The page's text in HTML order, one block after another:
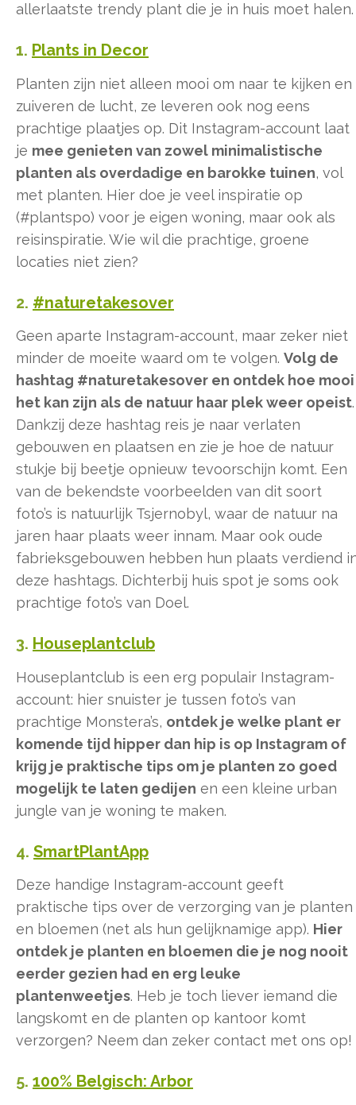
allerlaatste trendy plant die je in huis moet halen.
1. Plants in Decor
Planten zijn niet alleen mooi om naar te kijken en
zuiveren de lucht, ze leveren ook nog eens
prachtige plaatjes op. Dit Instagram-account laat
je mee genieten van zowel minimalistische
planten als overdadige en barokke tuinen, vol
met planten. Hier doe je veel inspiratie op
(#plantspo) voor je eigen woning, maar ook als
reisinspiratie. Wie wil die prachtige, groene
locaties niet zien?
2. #naturetakesover
Geen aparte Instagram-account, maar zeker niet
minder de moeite waard om te volgen. Volg de
hashtag #naturetakesover en ontdek hoe mooi
het kan zijn als de natuur haar plek weer opeist.
Dankzij deze hashtag reis je naar verlaten
gebouwen en plaatsen en zie je hoe de natuur
stukje bij beetje opnieuw tevoorschijn komt. Een
van de bekendste voorbeelden van dit soort
foto’s is natuurlijk Tsjernobyl, waar de natuur na
jaren haar plaats weer innam. Maar ook oude
fabrieksgebouwen hebben hun plaats verdiend
deze hashtags. Dichterbij huis spot je soms ook
prachtige foto’s van Doel.
3. Houseplantclub
Houseplantclub is een erg populair Instagram-
account: hier snuister je tussen foto’s van
prachtige Monstera’s, ontdek je welke plant er
komende tijd hipper dan hip is op Instagram of
krijg je praktische tips om je planten zo goed
mogelijk te laten gedijen en een kleine urban
jungle van je woning te maken.
4. SmartPlantApp
Deze handige Instagram-account geeft
praktische tips over de verzorging van je planten
en bloemen (net als hun gelijknamige app). Hier
ontdek je planten en bloemen die je nog nooit
eerder gezien had en erg leuke
plantenweetjes. Heb je toch liever iemand die
langskomt en de planten op kantoor komt
verzorgen? Neem dan zeker contact met ons op!
5. 100% Belgisch: Arbor